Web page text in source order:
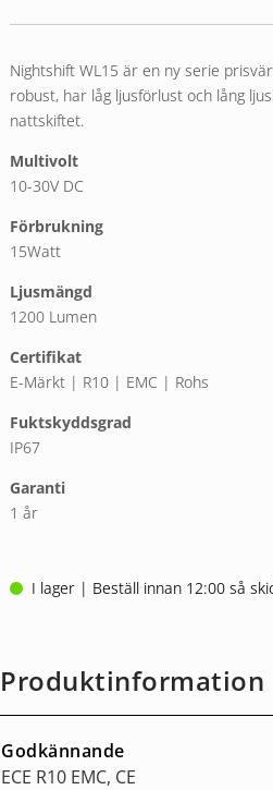
baserat på
Nightshift WL15 är en ny serie
robust, har låg ljusförlust och lång
nattskiftet.
Multivolt
10-30V DC
Förbrukning
15Watt
Ljusmängd
1200 Lumen
Certifikat
E-Märkt | R10 | EMC | Rohs
Fuktskyddsgrad
IP67
Garanti
1 år
I lager | Beställ innan 12:00 så
Produktinformation
Godkännande
ECE R10 EMC, CE